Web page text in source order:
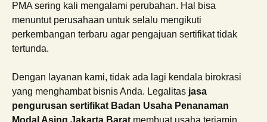
PMA sering kali mengalami perubahan. Hal bisa
menuntut perusahaan untuk selalu mengikuti
perkembangan terbaru agar pengajuan sertifikat tidak
tertunda.
Dengan layanan kami, tidak ada lagi kendala birokrasi
yang menghambat bisnis Anda. Legalitas jasa
pengurusan sertifikat Badan Usaha Penanaman
Modal Asing Jakarta Barat membuat usaha terjamin,